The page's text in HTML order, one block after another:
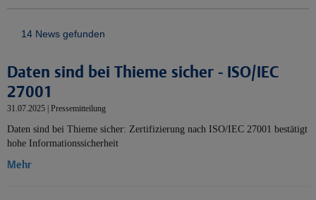
14 News gefunden
Daten sind bei Thieme sicher - ISO/IEC
27001
31.07.2025 | Pressemitteilung
Daten sind bei Thieme sicher: Zertifizierung nach ISO/IEC 27001 bestätigt
hohe Informationssicherheit
Mehr